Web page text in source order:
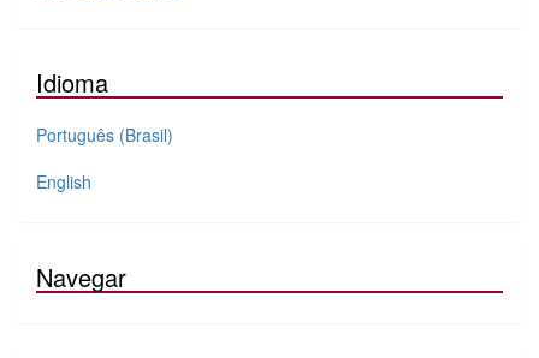
Idioma
Português (Brasil)
English
Navegar